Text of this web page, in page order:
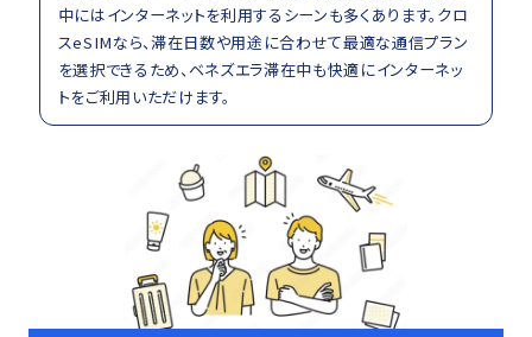
中にはインターネットを利用するシーンも多くあります。クロ
スeSIMなら、滞在日数や用途に合わせて最適な通信プラン
を選択できるため、ベネズエラ滞在中も快適にインターネッ
トをご利用いただけます。